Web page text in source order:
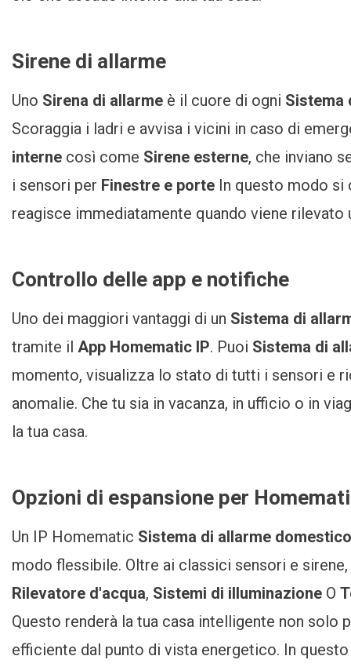
Sirene di allarme
Uno Sirena di allarme è il cuore di ogni Sistema
Scoraggia i ladri e avvisa i vicini in caso di
interne così come Sirene esterne, che inviano
i sensori per Finestre e porte In questo modo si
reagisce immediatamente quando viene
Controllo delle app e notifiche
Uno dei maggiori vantaggi di un Sistema di
tramite il App Homematic IP. Puoi Sistema di
momento, visualizza lo stato di tutti i sensori e
anomalie. Che tu sia in vacanza, in ufficio o in
la tua casa.
Opzioni di espansione per
Un IP Homematic Sistema di allarme domestico
modo flessibile. Oltre ai classici sensori e
Rilevatore d'acqua, Sistemi di illuminazione O
Questo renderà la tua casa intelligente non solo
efficiente dal punto di vista energetico. In